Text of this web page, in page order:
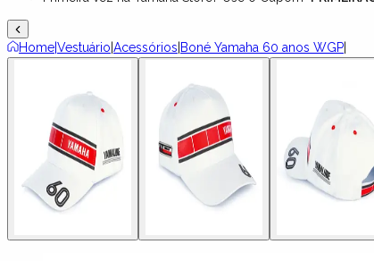
HomeVestuário Acessórios Boné Yamaha 60 anos WGP